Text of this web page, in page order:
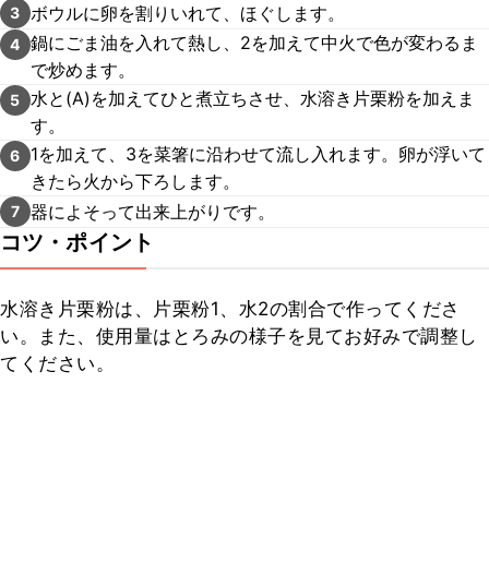
3 ボウルに卵を割りいれて、ほぐします。
4 鍋にごま油を入れて熱し、2を加えて中火で色が変わるま
で炒めます。
5 水と(A)を加えてひと煮立ちさせ、水溶き片栗粉を加えま
す。
6
1を加えて、3を菜箸に沿わせて流し入れます。卵が浮いて
きたら火から下ろします。
7 器によそって出来上がりです。
コツ・ポイント
水溶き片栗粉は、片栗粉1、水2の割合で作ってくださ
い。また、使用量はとろみの様子を見てお好みで調整し
てください。